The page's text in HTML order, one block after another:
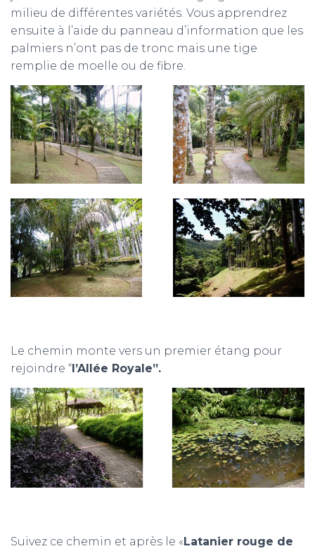
milieu de différentes variétés. Vous apprendrez
ensuite à l’aide du panneau d’information que les
palmiers n’ont pas de tronc mais une tige
remplie de moelle ou de fibre.
Le chemin monte vers un premier étang pour
rejoindre “ l’Allée Royale”.
Suivez ce chemin et après le «Latanier rouge de